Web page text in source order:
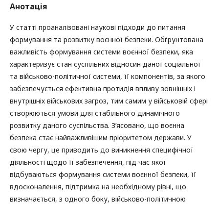
Анотація
У статті проаналізовані наукові підходи до питання
формування та розвитку воєнної безпеки. Обґрунтована
важливість формування системи воєнної безпеки, яка
характеризує стан суспільних відносин даної соціальної
та військово-політичної системи, її компонентів, за якого
забезпечується ефективна протидія впливу зовнішніх і
внутрішніх військових загроз, тим самим у військовій сфері
створюються умови для стабільного динамічного
розвитку даного суспільства. З’ясовано, що воєнна
безпека стає найважливішим пріоритетом держави. У
свою чергу, це приводить до виникнення специфічної
діяльності щодо її забезпечення, під час якої
відбуваються формування системи воєнної безпеки, її
вдосконалення, підтримка на необхідному рівні, що
визначається, з одного боку, військово-політичною